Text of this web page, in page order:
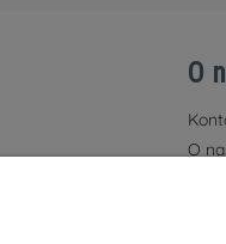
O
O